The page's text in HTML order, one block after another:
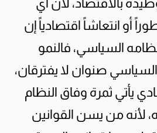
بالاقتصاد، لأن أي
أو انتعاشاً اقتصادياً إن
السياسي، فالنمو
صنوان لا يفترقان،
يأتي ثمرة وفاق النظام
لأنه من يسن القوانين